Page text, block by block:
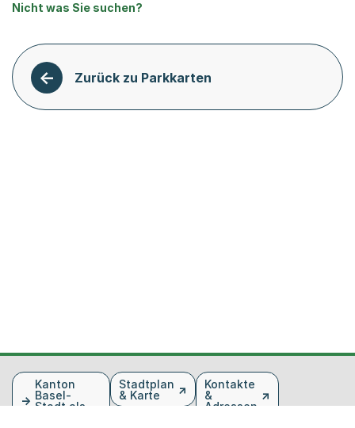
Nicht was Sie suchen?
Zurück zu Parkkarten
FusszeileKanton
Basel-
Stadt als
Stadtplan
& Karte
Kontakte
&
Adressen